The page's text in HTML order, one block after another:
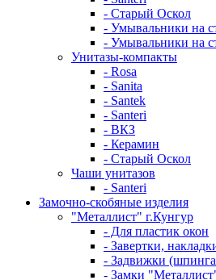
- Старый Оскол
- Умывальники на
- Умывальники на
Унитазы-компакты
- Rosa
- Sanita
- Santek
- Santeri
- ВКЗ
- Керамин
- Старый Оскол
Чаши унитазов
- Santeri
Замочно-скобяные изделия
"Металлист" г.Кунгур
- Для пластик окон
- Завертки,
- Задвижки
- Замки